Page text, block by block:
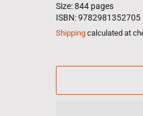
Size: 844 pages
ISBN: 9782981352705
Shipping calculated at